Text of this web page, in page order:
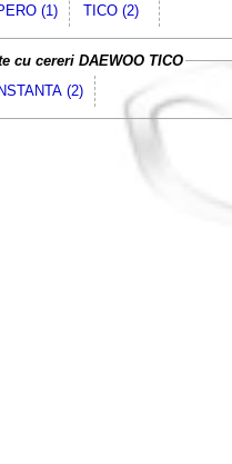
(1)
TICO (2)
cu cereri DAEWOO TICO
(2)